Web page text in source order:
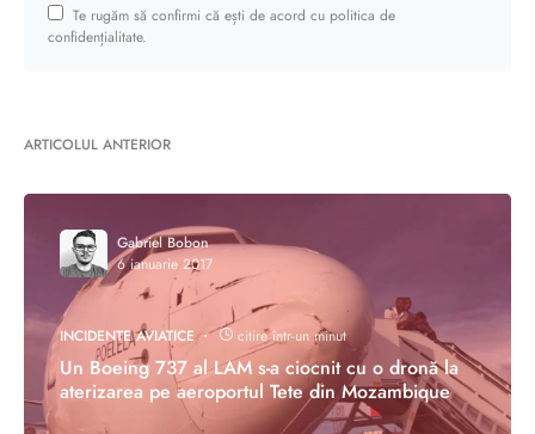
Te rugăm să confirmi că ești de acord cu politica de
confidențialitate.
ARTICOLUL ANTERIOR
Gabriel Bobon
6 ianuarie 2017
INCIDENTE AVIATICE citire într-un minut
Un Boeing 737 al LAM s-a ciocnit cu o dronă la
aterizarea pe aeroportul Tete din Mozambique